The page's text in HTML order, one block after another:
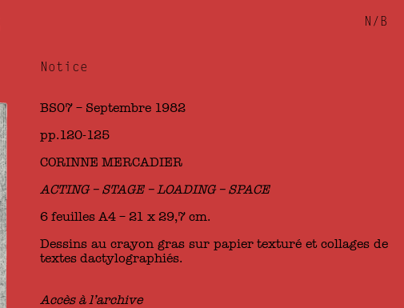
N/B
Notice
BS07 – Septembre 1982
pp.120-125
CORINNE MERCADIER
ACTING – STAGE – LOADING – SPACE
6 feuilles A4 – 21 x 29,7 cm.
Dessins au crayon gras sur papier texturé et collages de
textes dactylographiés.
Accès à l’archive